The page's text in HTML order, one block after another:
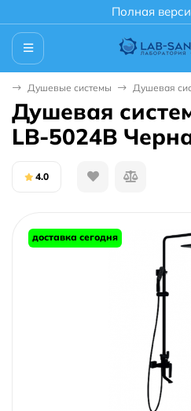
Полная
Душевые системы Душевая
Душевая
LB-5024B
4.0
доставка сегодня